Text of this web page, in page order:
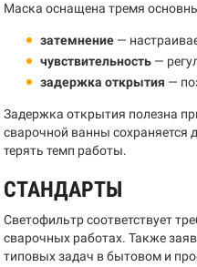
Маска оснащена тремя
затемнение —
чувствительность —
задержка открытия —
Задержка открытия полезна
сварочной ванны сохраняется
терять темп работы.
СТАНДАРТЫ
Светофильтр соответствует
сварочных работах. Также
типовых задач в бытовом и